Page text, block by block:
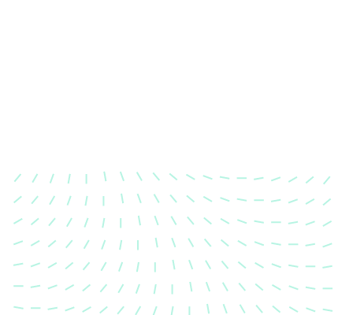
Karosserievermessung
Unsere exakte Karosserievermessung stellt sicher,
dass Ihre Fahrzeugkarosserie nach einem Unfall